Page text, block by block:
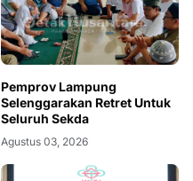
Pemprov Lampung
Selenggarakan Retret Untuk
Seluruh Sekda
Agustus 03, 2026